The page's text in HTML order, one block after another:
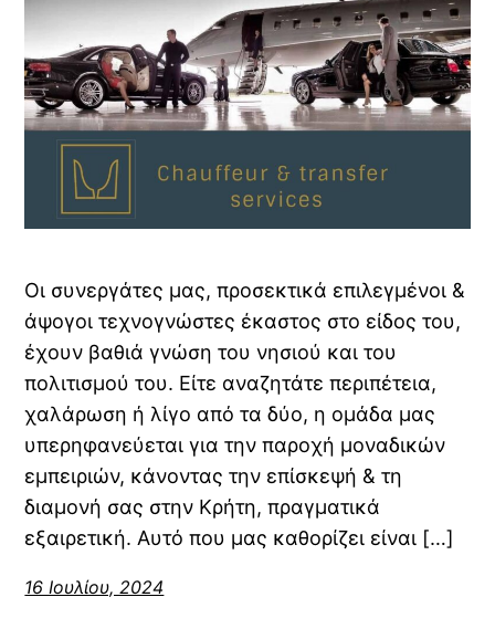
Οι συνεργάτες μας, προσεκτικά επιλεγμένοι &
άψογοι τεχνογνώστες έκαστος στο είδος του,
έχουν βαθιά γνώση του νησιού και του
πολιτισμού του. Είτε αναζητάτε περιπέτεια,
χαλάρωση ή λίγο από τα δύο, η ομάδα μας
υπερηφανεύεται για την παροχή μοναδικών
εμπειριών, κάνοντας την επίσκεψή & τη
διαμονή σας στην Κρήτη, πραγματικά
εξαιρετική. Αυτό που μας καθορίζει είναι […]
16 Ιουλίου, 2024